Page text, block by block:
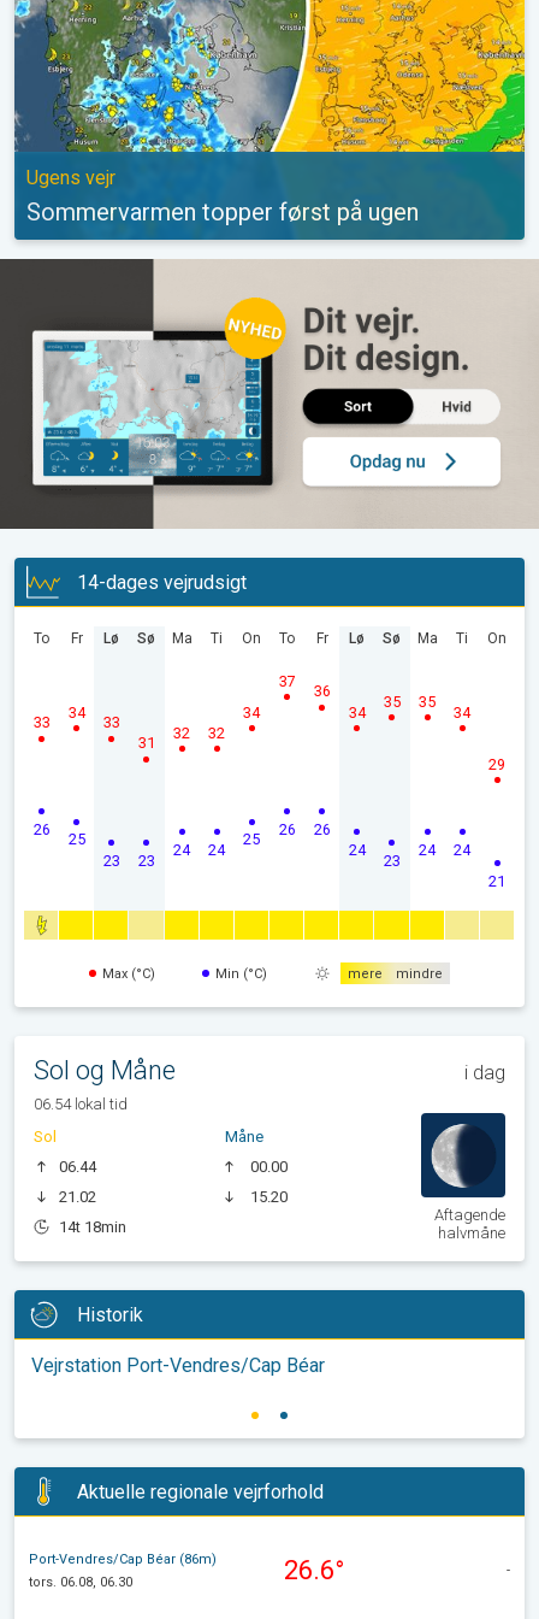
Ugens vejr
Sommervarmen topper først på ugen
14-dages vejrudsigt
To
26
33
Fr
25
34
Lø
23
33
Sø
23
31
Ma
24
32
Ti
24
32
On
25
34
To
26
37
Fr
26
36
Lø
24
34
Sø
23
35
Ma
24
35
Ti
24
34
On
21
29
Max (°C) Min (°C) mere mindre
Sol og Måne i dag
06.54 lokal tid
Sol
06.44
21.02
14t 18min
Måne
00.00
15.20
Aftagende
halvmåne
Historik
Vejrstation Port-Vendres/Cap Béar
Aktuelle regionale vejrforhold
Port-Vendres/Cap Béar (86m)
tors. 06.08, 06.30
26.6° -